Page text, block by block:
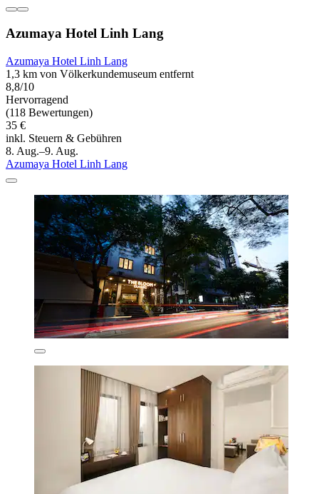
Azumaya Hotel Linh Lang
Azumaya Hotel Linh Lang
1,3 km von Völkerkundemuseum entfernt
8,8/10
Hervorragend
(118 Bewertungen)
35 €
inkl. Steuern & Gebühren
8. Aug.–9. Aug.
Azumaya Hotel Linh Lang